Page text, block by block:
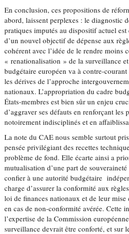
En conclusion, ces propositions de
abord, laissent perplexes : le diagnostic
pratiques imputés au dispositif actuel
d’un nouvel objectif de dépense aux
cohérent avec l’idée de le rendre moins
« renationalisation » de la surveillance
budgétaire européen va à contre-
les dérives de l’approche
nationaux. L’appropriation du cadre
États-membres est bien sûr un enjeu
d’aggraver ses défauts en renforçant les
notoirement indisciplinés et en
La note du CAE nous semble surtout
pensée privilégiant des recettes
problème de fond. Elle écarte ainsi a
mutualisation d’une part de
confier à une autorité budgétaire
charge d’assurer la conformité aux
loi de finances nationaux et de leur
en cas de non-conformité avérée. Cette
l’expertise de la Commission
surveillance devrait être conforté, et sur